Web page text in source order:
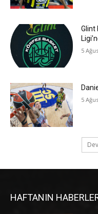
Glint
5
5
HAFTANIN